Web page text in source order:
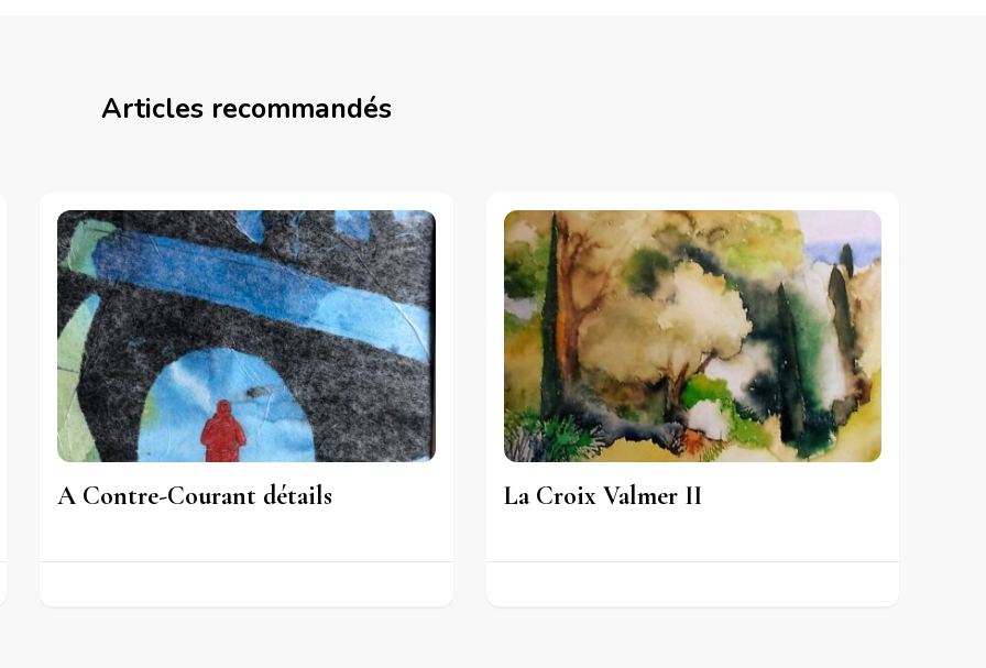
Articles recommandés
A Contre-Courant détails La Croix Valmer II